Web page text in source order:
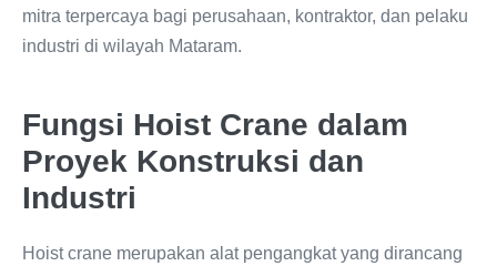
mitra terpercaya bagi perusahaan, kontraktor, dan pelaku
industri di wilayah Mataram.
Fungsi Hoist Crane dalam
Proyek Konstruksi dan
Industri
Hoist crane merupakan alat pengangkat yang dirancang